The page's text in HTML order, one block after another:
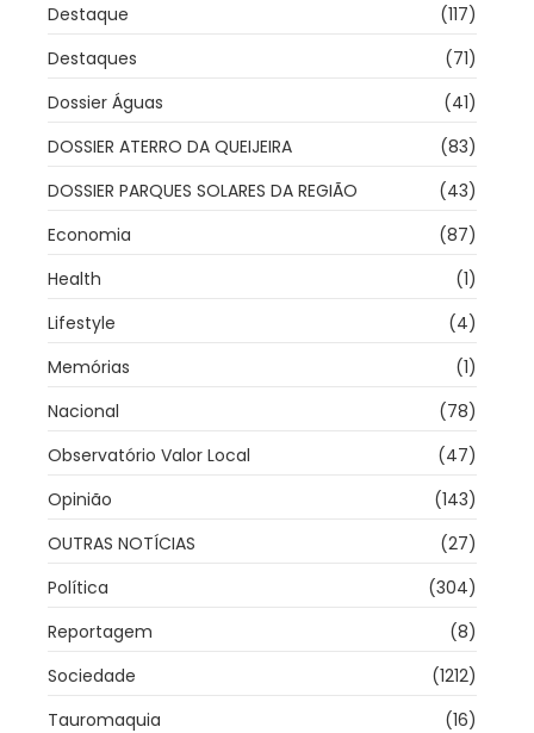
Destaque
(117)
Destaques
(71)
Dossier Águas
(41)
DOSSIER ATERRO DA QUEIJEIRA
(83)
DOSSIER PARQUES SOLARES DA REGIÃO
(43)
Economia
(87)
Health
(1)
Lifestyle
(4)
Memórias
(1)
Nacional
(78)
Observatório Valor Local
(47)
Opinião
(143)
OUTRAS NOTÍCIAS
(27)
Política
(304)
Reportagem
(8)
Sociedade
(1212)
Tauromaquia
(16)